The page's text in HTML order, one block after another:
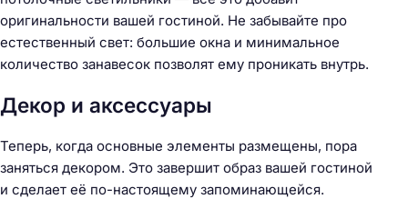
оригинальности вашей гостиной. Не забывайте про
естественный свет: большие окна и минимальное
количество занавесок позволят ему проникать внутрь.
Декор и аксессуары
Теперь, когда основные элементы размещены, пора
заняться декором. Это завершит образ вашей гостиной
и сделает её по-настоящему запоминающейся.